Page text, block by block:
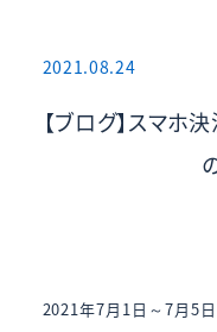
2021.08.24
【ブログ】スマホ
2021年7月1日～7月5日